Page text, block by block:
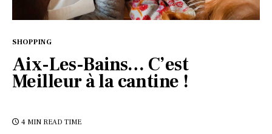
SHOPPING
Aix-Les-Bains… C’est
Meilleur à la cantine !
4 MIN READ TIME